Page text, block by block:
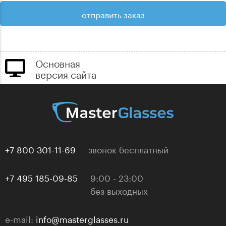
Основная
версия сайта
+7 800 301-11-69 звонок бесплатный
+7 495 185-09-85
9:00 - 23:00
без выходных
e-mail: info@masterglasses.ru